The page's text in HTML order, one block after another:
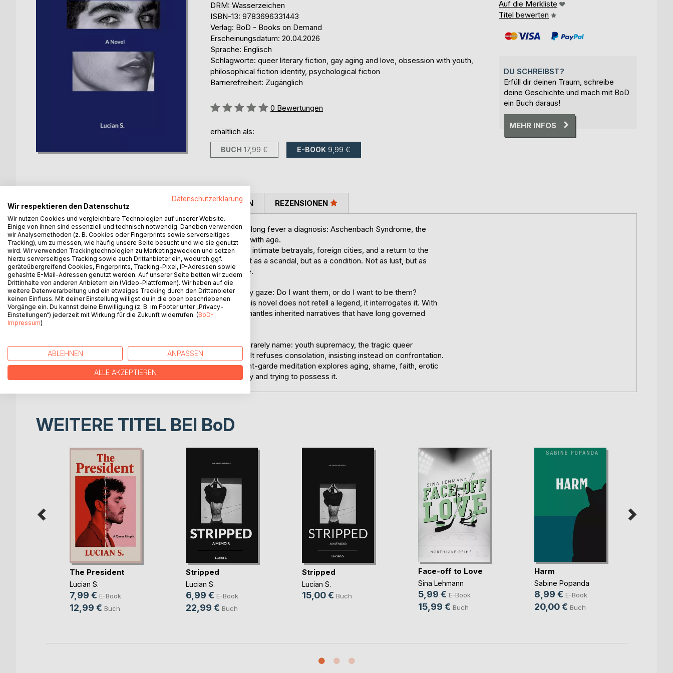
DRM: Wasserzeichen
ISBN-13: 9783696331443
Verlag: BoD - Books on Demand
Erscheinungsdatum: 20.04.2026
Sprache: Englisch
Schlagworte: queer literary fiction, gay aging and love, obsession with youth,
philosophical fiction identity, psychological fiction
Barrierefreiheit: Zugänglich
Bewertung::
0 Bewertungen
erhältlich als:
BUCH 17,99 € E-BOOK 9,99 €
Auf die Merkliste
Titel bewerten
DU SCHREIBST?
Erfüll dir deinen Traum, schreibe
deine Geschichte und mach mit BoD
ein Buch daraus!
MEHR INFOS
BESCHREIBUNG
At the end of his sixties, an unnamed narrator gives his lifelong fever a diagnosis: Aschenbach Syndrome, the
incurable longing for beauty and youth that does not fade with age.
Through confessional therapy sessions, digital voyeurism, intimate betrayals, foreign cities, and a return to the
spectral shores of Death in Venice, desire is examined not as a scandal, but as a condition. Not as lust, but as
projection. Not as love, but as the terror of disappearance.
No names.
Only a voice asking the question that lingers beneath every gaze: Do I want them, or do I want to be them?
Haunted by the finale of Visconti's film Death in Venice, this novel does not retell a legend, it interrogates it. With
cultural critique and a striking emotional nakedness, it dismantles inherited narratives that have long governed
Aschenbach Syndrome challenges the quiet tyrannies we rarely name: youth supremacy, the tragic queer
archetype, and the idea that aging equals disappearance. It refuses consolation, insisting instead on confrontation.
Lyrical, provocative, and philosophically charged, this avant-garde meditation explores aging, shame, faith, erotic
imagination, and the fragile line between witnessing beauty and trying to possess it.
AUTOR/IN PRESSESTIMMEN REZENSIONEN
WEITERE TITEL BEI BoD
The President
Lucian S.
7,99 € E-Book
12,99 € Buch
Stripped
Lucian S.
6,99 € E-Book
22,99 € Buch
Stripped
Lucian S.
15,00 € Buch
Face-off to Love
Sina Lehmann
5,99 € E-Book
15,99 € Buch
Harm
Sabine Popanda
8,99 € E-Book
20,00 € Buch
Datenschutzerklärung
Wir respektieren den Datenschutz
Wir nutzen Cookies und vergleichbare Technologien auf unserer Website.
Einige von ihnen sind essenziell und technisch notwendig. Daneben verwenden
wir Analysemethoden (z. B. Cookies oder Fingerprints sowie serverseitiges
Tracking), um zu messen, wie häufig unsere Seite besucht und wie sie genutzt
wird. Wir verwenden Trackingtechnologien zu Marketingzwecken und setzen
hierzu serverseitiges Tracking sowie auch Drittanbieter ein, wodurch ggf.
geräteübergreifend Cookies, Fingerprints, Tracking-Pixel, IP-Adressen sowie
gehashte E-Mail-Adressen genutzt werden. Auf unserer Seite betten wir zudem
Drittinhalte von anderen Anbietern ein (Video-Plattformen). Wir haben auf die
weitere Datenverarbeitung und ein etwaiges Tracking durch den Drittanbieter
keinen Einfluss. Mit deiner Einstellung willigst du in die oben beschriebenen
Vorgänge ein. Du kannst deine Einwilligung (z. B. im Footer unter „Privacy-
Einstellungen“) jederzeit mit Wirkung für die Zukunft widerrufen. (BoD-
Impressum)
ABLEHNEN ANPASSEN
ALLE AKZEPTIEREN